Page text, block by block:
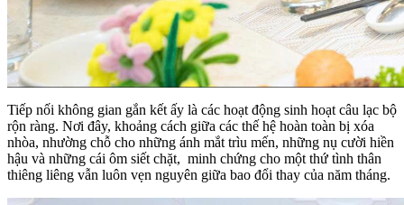
Tiếp nối không gian gắn kết ấy là các hoạt động sinh hoạt câu lạc bộ
rộn ràng. Nơi đây, khoảng cách giữa các thế hệ hoàn toàn bị xóa
nhòa, nhường chỗ cho những ánh mắt trìu mến, những nụ cười hiền
hậu và những cái ôm siết chặt, minh chứng cho một thứ tình thân
thiêng liêng vẫn luôn vẹn nguyên giữa bao đổi thay của năm tháng.